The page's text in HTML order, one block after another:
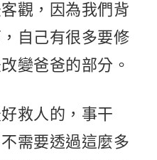
觀，因為我們背
自己有很多要修
變爸爸的部分。
救人的，事干
需要透過這麼多